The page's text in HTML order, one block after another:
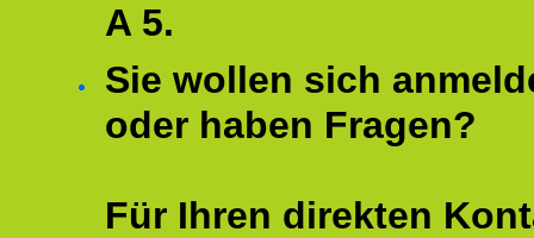
A 5.
Sie wollen sich
oder haben Fragen?
Für Ihren direkten